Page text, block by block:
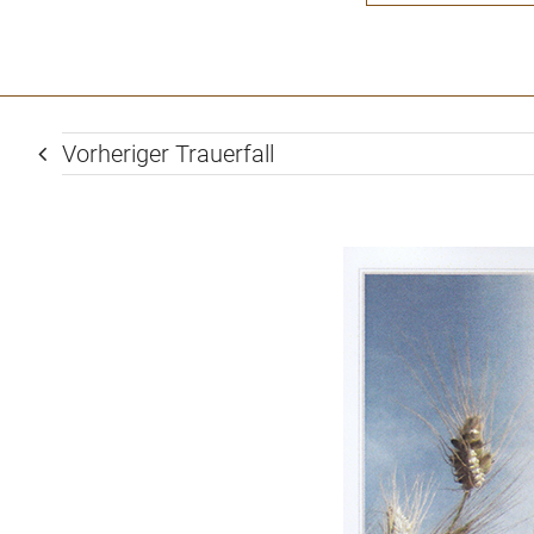
Vorheriger Trauerfall